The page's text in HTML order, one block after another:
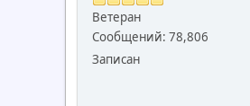
Ветеран
Сообщений: 78,806
Записан